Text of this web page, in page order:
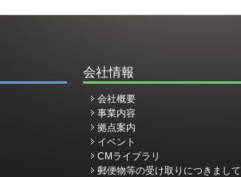
会社情報
会社概要
事業内容
拠点案内
イベント
CMライブラリ
郵便物等の受け取りにつきまして